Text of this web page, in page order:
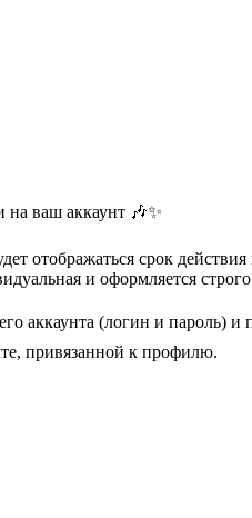
ваш аккаунт 🎶✨
отображаться срок
и оформляется
аккаунта (логин и пароль) и
привязанной к профилю.